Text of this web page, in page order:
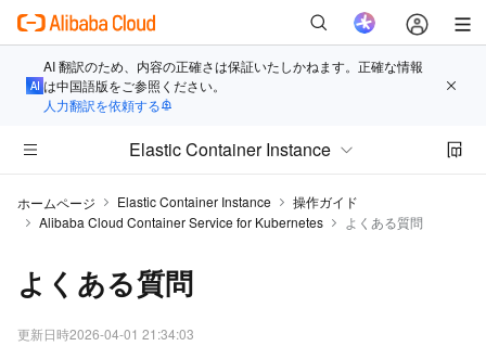
AI 翻訳のため、内容の正確さは保証いたしかねます。正確な情報
は中国語版をご参照ください。
人力翻訳を依頼する
Elastic Container Instance
ホームページ Elastic Container Instance
操作ガイド
Alibaba Cloud Container Service for Kubernetes
よくある質問
よくある質問
更新日時2026-04-01 21:34:03